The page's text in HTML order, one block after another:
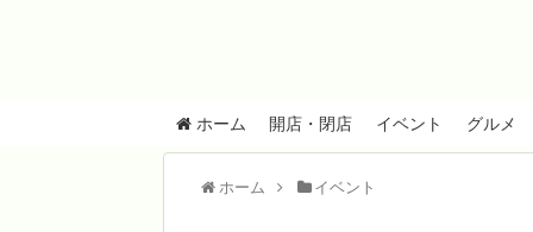
ホーム 開店・閉店 イベント グルメ
ホーム イベント